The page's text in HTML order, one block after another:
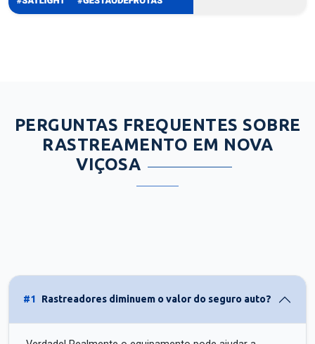
PERGUNTAS FREQUENTES SOBRE
RASTREAMENTO EM NOVA
VIÇOSA
#1 Rastreadores diminuem o valor do seguro auto?